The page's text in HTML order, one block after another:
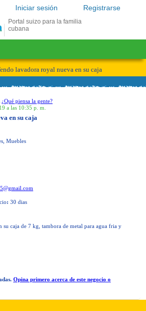
Registrarse
Iniciar sesión
Portal suizo para la familia
cubana
lavadora royal nueva en su caja
¿Qué piensa la gente?
a las 10:35 p. m.
en su caja
Muebles
: 30 dias
su caja de 7 kg, tambora de metal para agua fria y
Opina primero acerca de este negocio o